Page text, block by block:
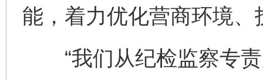
能，着力优化营商环境、
“我们从纪检监察专责